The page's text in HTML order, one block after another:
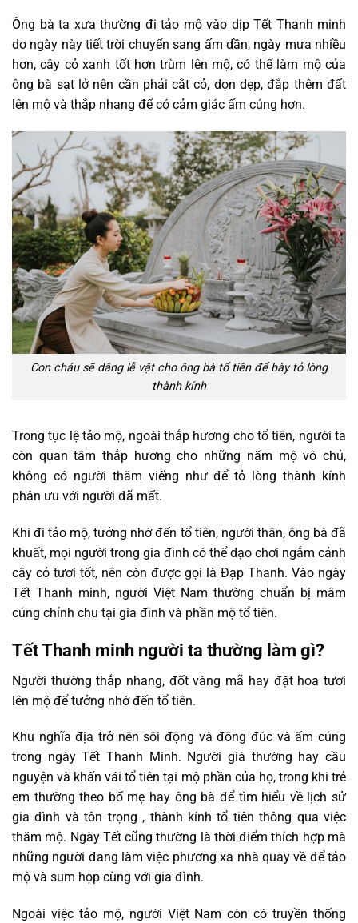
Ông bà ta xưa thường đi tảo mộ vào dịp Tết Thanh minh
do ngày này tiết trời chuyển sang ấm dần, ngày mưa nhiều
hơn, cây cỏ xanh tốt hơn trùm lên mộ, có thể làm mộ của
ông bà sạt lở nên cần phải cắt cỏ, dọn dẹp, đắp thêm đất
lên mộ và thắp nhang để có cảm giác ấm cúng hơn.
Con cháu sẽ dâng lễ vật cho ông bà tổ tiên để bày tỏ lòng
thành kính
Trong tục lệ tảo mộ, ngoài thắp hương cho tổ tiên, người ta
còn quan tâm thắp hương cho những nấm mộ vô chủ,
không có người thăm viếng như để tỏ lòng thành kính
phân ưu với người đã mất.
Khi đi tảo mộ, tưởng nhớ đến tổ tiên, người thân, ông bà đã
khuất, mọi người trong gia đình có thể dạo chơi ngắm cảnh
cây cỏ tươi tốt, nên còn được gọi là Đạp Thanh. Vào ngày
Tết Thanh minh, người Việt Nam thường chuẩn bị mâm
cúng chỉnh chu tại gia đình và phần mộ tổ tiên.
Tết Thanh minh người ta thường làm gì?
Người thường thắp nhang, đốt vàng mã hay đặt hoa tươi
lên mộ để tưởng nhớ đến tổ tiên.
Khu nghĩa địa trở nên sôi động và đông đúc và ấm cúng
trong ngày Tết Thanh Minh. Người già thường hay cầu
nguyện và khấn vái tổ tiên tại mộ phần của họ, trong khi trẻ
em thường theo bố mẹ hay ông bà để tìm hiểu về lịch sử
gia đình và tôn trọng , thành kính tổ tiên thông qua việc
thăm mộ. Ngày Tết cũng thường là thời điểm thích hợp mà
những người đang làm việc phương xa nhà quay về để tảo
mộ và sum họp cùng với gia đình.
Ngoài việc tảo mộ, người Việt Nam còn có truyền thống